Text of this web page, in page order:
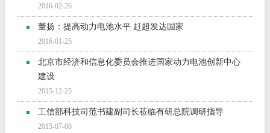
2016-02-26
董扬：提高动力电池水平 赶超发达国家
2016-01-25
北京市经济和信息化委员会推进国家动力电池创新中心
建设
2015-12-25
工信部科技司范书建副司长莅临有研总院调研指导
2015-07-08